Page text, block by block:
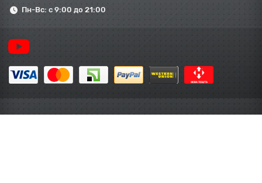
Пн-Вс: с 9:00 до 21:00